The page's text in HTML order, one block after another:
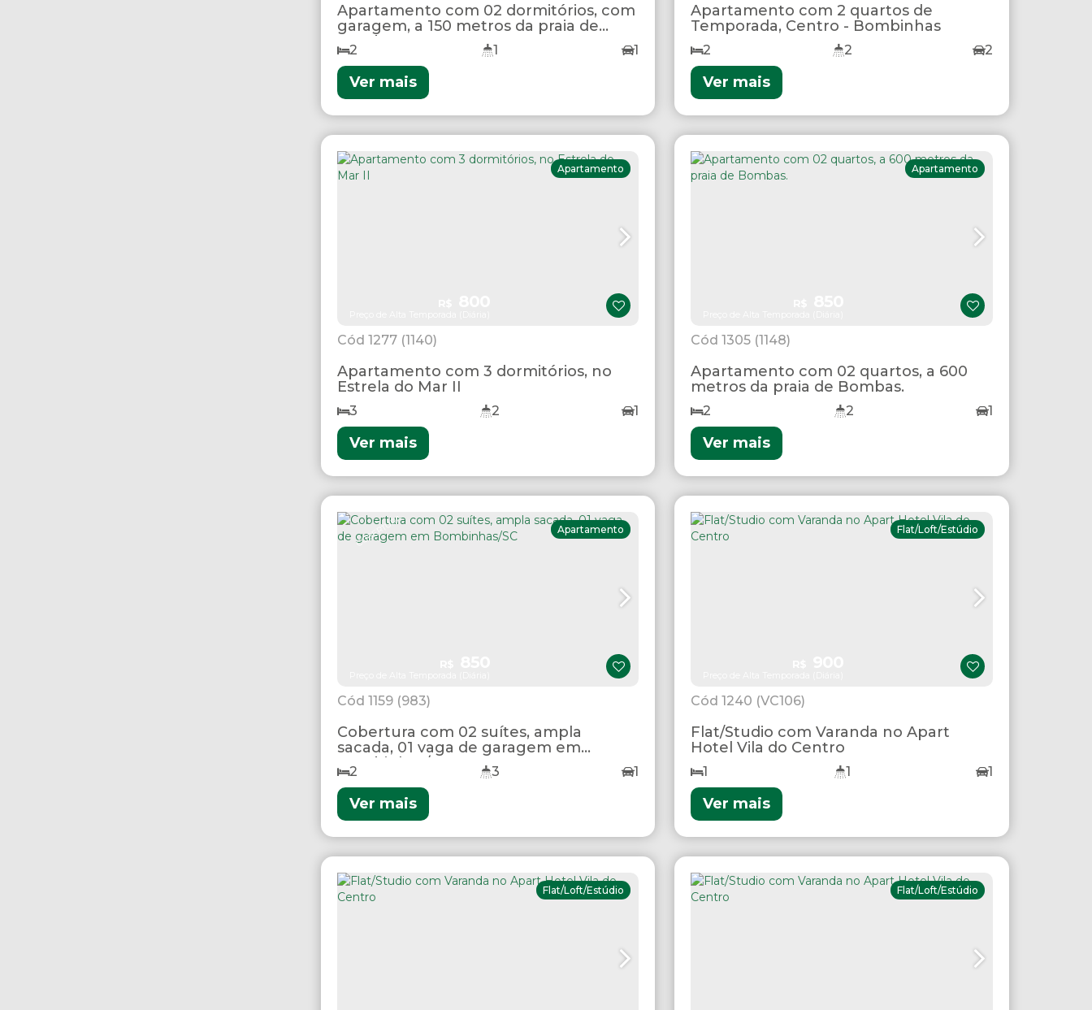
Apartamento com 02 dormitórios, com
garagem, a 150 metros da praia de
Bombas.
2 1 1
Ver mais
Apartamento com 2 quartos de
Temporada, Centro - Bombinhas
2 2 2
Ver mais
1277 (1140)
Apartamento
Apartamento com 3 dormitórios, no
Estrela do Mar II
3 2 1
Ver mais
1305 (1148)
Apartamento
Apartamento com 02 quartos, a 600
metros da praia de Bombas.
2 2 1
Ver mais
COBERTURA
1159 (983)
Apartamento
Cobertura com 02 suítes, ampla
sacada, 01 vaga de garagem em
Bombinhas/SC
2 3 1
Ver mais
1240 (VC106)
Flat/Loft/Estúdio
Flat/Studio com Varanda no Apart
Hotel Vila do Centro
1 1 1
Ver mais
Flat/Loft/Estúdio Flat/Loft/Estúdio